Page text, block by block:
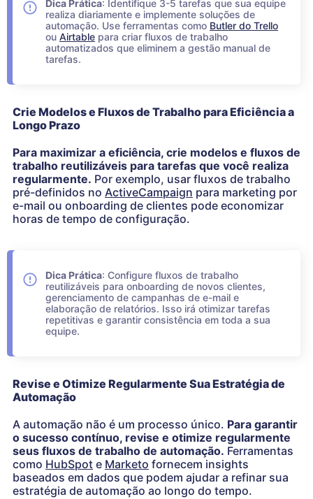
Dica Prática: Identifique 3-5 tarefas que sua equipe
realiza diariamente e implemente soluções de
automação. Use ferramentas como Butler do Trello
ou Airtable para criar fluxos de trabalho
automatizados que eliminem a gestão manual de
tarefas.
Crie Modelos e Fluxos de Trabalho para Eficiência a
Longo Prazo
Para maximizar a eficiência, crie modelos e fluxos de
trabalho reutilizáveis para tarefas que você realiza
regularmente. Por exemplo, usar fluxos de trabalho
pré-definidos no ActiveCampaign para marketing por
e-mail ou onboarding de clientes pode economizar
horas de tempo de configuração.
Dica Prática: Configure fluxos de trabalho
reutilizáveis para onboarding de novos clientes,
gerenciamento de campanhas de e-mail e
elaboração de relatórios. Isso irá otimizar tarefas
repetitivas e garantir consistência em toda a sua
equipe.
Revise e Otimize Regularmente Sua Estratégia de
Automação
A automação não é um processo único. Para garantir
o sucesso contínuo, revise e otimize regularmente
seus fluxos de trabalho de automação. Ferramentas
como HubSpot e Marketo fornecem insights
baseados em dados que podem ajudar a refinar sua
estratégia de automação ao longo do tempo.